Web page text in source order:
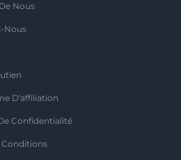
Nous
Nous
D'affiliation
Confidentialité
Conditions